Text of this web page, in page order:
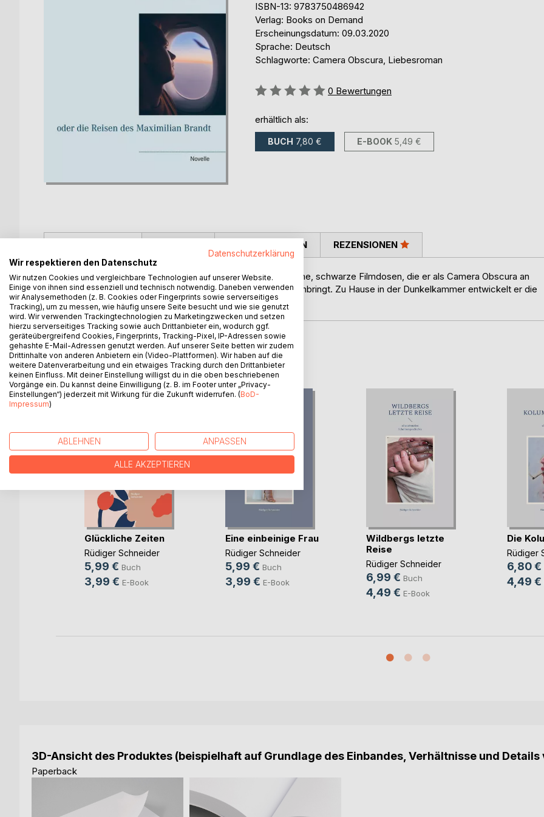
ISBN-13: 9783750486942
Verlag: Books on Demand
Erscheinungsdatum: 09.03.2020
Sprache: Deutsch
Schlagworte: Camera Obscura, Liebesroman
Bewertung::
0 Bewertungen
erhältlich als:
BUCH 7,80 € E-BOOK 5,49 €
Maximilian Brandt reist um die Welt. Im Gepäck hat er kleine, schwarze Filmdosen, die er als Camera Obscura an
ausgesuchten Plätzen unauffällig mit einem Kabelbinder anbringt. Zu Hause in der Dunkelkammer entwickelt er die
Fotos, erlebt bei einem Bild eine große Überraschung.
PRESSESTIMMEN REZENSIONEN
WEITERE TITEL BEIBoD
Glückliche Zeiten
Rüdiger Schneider
5,99 € Buch
3,99 € E-Book
Eine einbeinige Frau
Rüdiger Schneider
5,99 € Buch
3,99 € E-Book
Wildbergs letzte
Reise
Rüdiger Schneider
6,99 € Buch
4,49 € E-Book
Die
Rüdiger
6,80 €
4,49 €
3D-Ansicht des Produktes (beispielhaft auf Grundlage des Einbandes, Verhältnisse und
Paperback
Datenschutzerklärung
Wir respektieren den Datenschutz
Wir nutzen Cookies und vergleichbare Technologien auf unserer Website.
Einige von ihnen sind essenziell und technisch notwendig. Daneben verwenden
wir Analysemethoden (z. B. Cookies oder Fingerprints sowie serverseitiges
Tracking), um zu messen, wie häufig unsere Seite besucht und wie sie genutzt
wird. Wir verwenden Trackingtechnologien zu Marketingzwecken und setzen
hierzu serverseitiges Tracking sowie auch Drittanbieter ein, wodurch ggf.
geräteübergreifend Cookies, Fingerprints, Tracking-Pixel, IP-Adressen sowie
gehashte E-Mail-Adressen genutzt werden. Auf unserer Seite betten wir zudem
Drittinhalte von anderen Anbietern ein (Video-Plattformen). Wir haben auf die
weitere Datenverarbeitung und ein etwaiges Tracking durch den Drittanbieter
keinen Einfluss. Mit deiner Einstellung willigst du in die oben beschriebenen
Vorgänge ein. Du kannst deine Einwilligung (z. B. im Footer unter „Privacy-
Einstellungen“) jederzeit mit Wirkung für die Zukunft widerrufen. (BoD-
Impressum)
ABLEHNEN ANPASSEN
ALLE AKZEPTIEREN